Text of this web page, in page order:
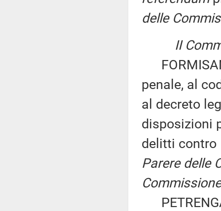
delle
II
penale, al
al decreto
disposizioni
delitti contro
Parere delle